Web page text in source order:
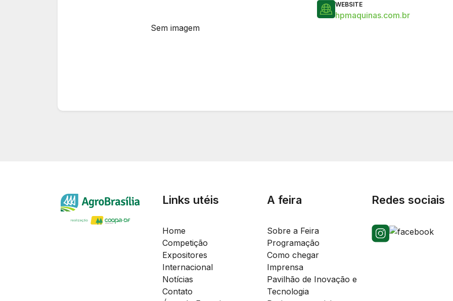
Sem imagem
WEBSITE
hpmaquinas.com.br
Links utéis
Home
Competição
Expositores
Internacional
Notícias
Contato
A feira
Sobre a Feira
Programação
Como chegar
Imprensa
Pavilhão de Inovação e
Tecnologia
Redes sociais